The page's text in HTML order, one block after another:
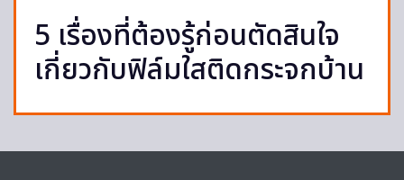
5 เรื่องที่ต้องรู้ก่อนตัดสินใจ
เกี่ยวกับฟิล์มใสติดกระจกบ้าน